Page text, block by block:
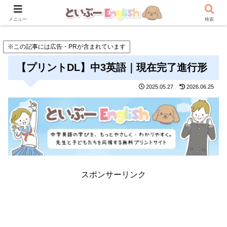
※この記事には広告・PRが含まれています
【プリントDL】中3英語｜現在完了進行形
2025.05.27 2026.06.25
スポンサーリンク
メニュー 検索